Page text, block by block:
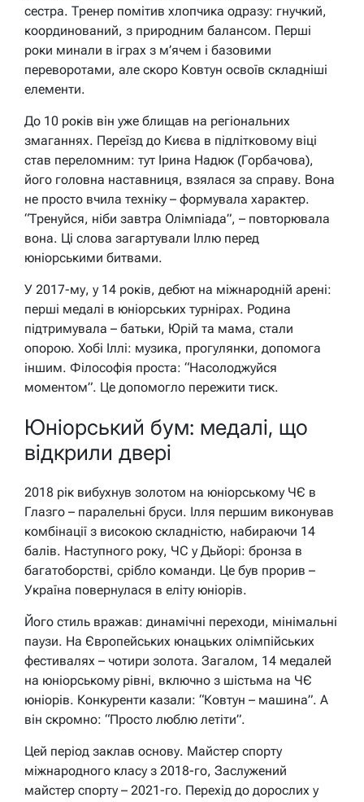
сестра. Тренер помітив хлопчика одразу: гнучкий,
координований, з природним балансом. Перші
роки минали в іграх з м’ячем і базовими
переворотами, але скоро Ковтун освоїв складніші
елементи.
До 10 років він уже блищав на регіональних
змаганнях. Переїзд до Києва в підлітковому віці
став переломним: тут Ірина Надюк (Горбачова),
його головна наставниця, взялася за справу. Вона
не просто вчила техніку – формувала характер.
“Тренуйся, ніби завтра Олімпіада”, – повторювала
вона. Ці слова загартували Іллю перед
юніорськими битвами.
У 2017-му, у 14 років, дебют на міжнародній арені:
перші медалі в юніорських турнірах. Родина
підтримувала – батьки, Юрій та мама, стали
опорою. Хобі Іллі: музика, прогулянки, допомога
іншим. Філософія проста: “Насолоджуйся
моментом”. Це допомогло пережити тиск.
Юніорський бум: медалі, що
відкрили двері
2018 рік вибухнув золотом на юніорському ЧЄ в
Глазго – паралельні бруси. Ілля першим виконував
комбінації з високою складністю, набираючи 14
балів. Наступного року, ЧС у Дьйорі: бронза в
багатоборстві, срібло команди. Це був прорив –
Україна повернулася в еліту юніорів.
Його стиль вражав: динамічні переходи, мінімальні
паузи. На Європейських юнацьких олімпійських
фестивалях – чотири золота. Загалом, 14 медалей
на юніорському рівні, включно з шістьма на ЧЄ
юніорів. Конкуренти казали: “Ковтун – машина”. А
він скромно: “Просто люблю летіти”.
Цей період заклав основу. Майстер спорту
міжнародного класу з 2018-го, Заслужений
майстер спорту – 2021-го. Перехід до дорослих у